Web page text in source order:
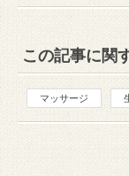
この記事に関
マッサージ